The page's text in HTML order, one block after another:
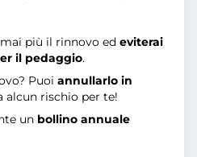
più il rinnovo edeviterai
il pedaggio.
Puoiannullarlo in
alcun rischio per te!
un bollino annuale